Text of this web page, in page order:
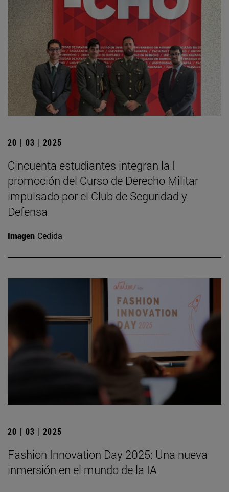
20 | 03 | 2025
Cincuenta estudiantes integran la I
promoción del Curso de Derecho Militar
impulsado por el Club de Seguridad y
Defensa
Imagen Cedida
20 | 03 | 2025
Fashion Innovation Day 2025: Una nueva
inmersión en el mundo de la IA